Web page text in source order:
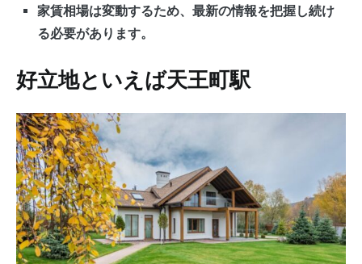
家賃相場は変動するため、最新の情報を把握し続け
る必要があります。
好立地といえば天王町駅